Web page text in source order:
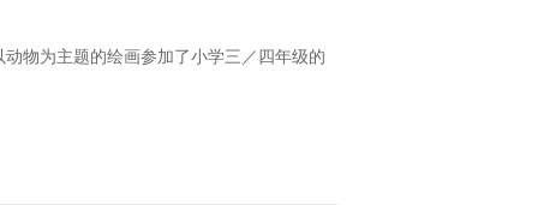
物为主题的绘画参加了小学三／四年级的